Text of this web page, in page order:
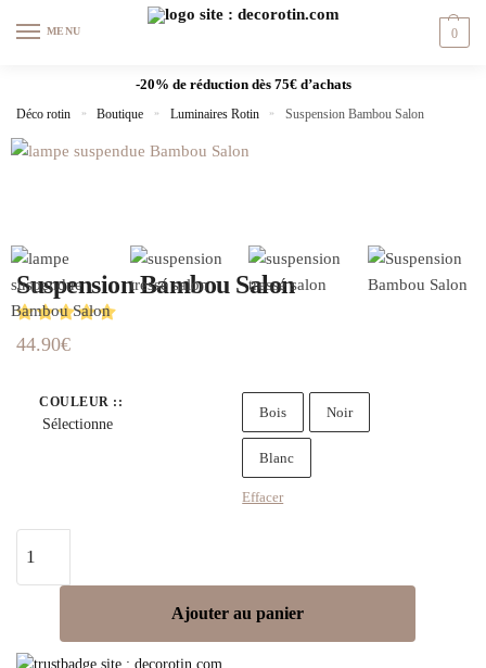
MENU 0
-20% de réduction dès 75€ d’achats
Déco rotin » Boutique » Luminaires Rotin » Suspension Bambou Salon
Suspension Bambou Salon
44.90€
COULEUR : :
Sélectionne
Bois Noir
Blanc
Effacer
de
Suspension
Ajouter au panier